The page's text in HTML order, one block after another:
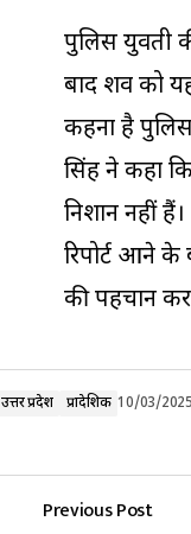
पुलिस युवती
बाद शव को
कहना है
सिंह ने कहा
निशान नहीं
रिपोर्ट आने
की पहचान
उत्तर प्रदेश प्रादेशिक 10/03/2025
Previous Post